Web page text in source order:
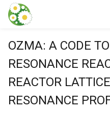
本文に飛ぶ
OZMA: A CODE
RESONANCE
REACTOR
RESONANCE